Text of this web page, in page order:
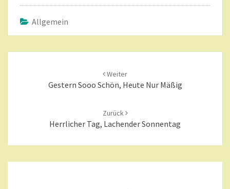
Allgemein
Weiter
Gestern Sooo Schön, Heute Nur Mäßig
Zurück
Herrlicher Tag, Lachender Sonnentag